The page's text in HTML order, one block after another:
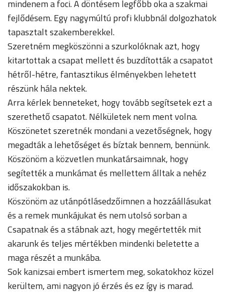
mindenem a foci. A döntésem legfőbb oka a szakmai
fejlődésem. Egy nagymúltú profi klubbnál dolgozhatok
tapasztalt szakemberekkel.
Szeretném megköszönni a szurkolóknak azt, hogy
kitartottak a csapat mellett és buzdították a csapatot
hétről-hétre, fantasztikus élményekben lehetett
részünk hála nektek.
Arra kérlek benneteket, hogy tovább segítsetek ezt a
szerethető csapatot. Nélkületek nem ment volna.
Köszönetet szeretnék mondani a vezetőségnek, hogy
megadták a lehetőséget és bíztak bennem, bennünk.
Köszönöm a közvetlen munkatársaimnak, hogy
segítették a munkámat és mellettem álltak a nehéz
időszakokban is.
Köszönöm az utánpótlásedzőimnen a hozzáállásukat
és a remek munkájukat és nem utolsó sorban a
Csapatnak és a stábnak azt, hogy megértették mit
akarunk és teljes mértékben mindenki beletette a
maga részét a munkába.
Sok kanizsai embert ismertem meg, sokatokhoz közel
kerültem, ami nagyon jó érzés és ez így is marad.